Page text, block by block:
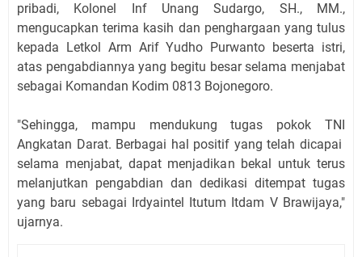
pribadi, Kolonel Inf Unang Sudargo, SH., MM.,
mengucapkan terima kasih dan penghargaan yang tulus
kepada Letkol Arm Arif Yudho Purwanto beserta istri,
atas pengabdiannya yang begitu besar selama menjabat
sebagai Komandan Kodim 0813 Bojonegoro.
"Sehingga, mampu mendukung tugas pokok TNI
Angkatan Darat. Berbagai hal positif yang telah dicapai
selama menjabat, dapat menjadikan bekal untuk terus
melanjutkan pengabdian dan dedikasi ditempat tugas
yang baru sebagai Irdyaintel Itutum Itdam V Brawijaya,"
ujarnya.